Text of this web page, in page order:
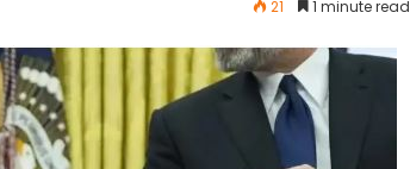
21 1 minute read